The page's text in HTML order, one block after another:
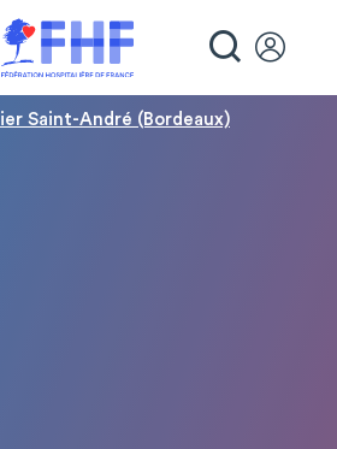
Saint-André (Bordeaux)
cookies